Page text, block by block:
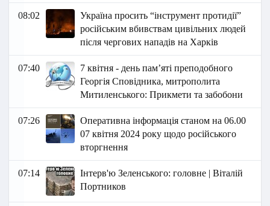
08:02
Україна просить “інструмент протидії”
російським вбивствам цивільних людей
після чергових нападів на Харків
07:40
7 квітня - день пам’яті преподобного
Георгія Сповідника, митрополита
Митиленського: Прикмети та забобони
07:26
Оперативна інформація станом на 06.00
07 квітня 2024 року щодо російського
вторгнення
07:14
Інтерв'ю Зеленського: головне | Віталій
Портников